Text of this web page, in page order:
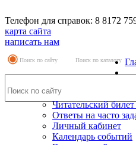
Телефон для справок: 8 8172
карта сайта
написать нам
Поиск по сайту Поиск по каталогу
Читательский
Ответы на часто
Личный кабинет
Календарь событий